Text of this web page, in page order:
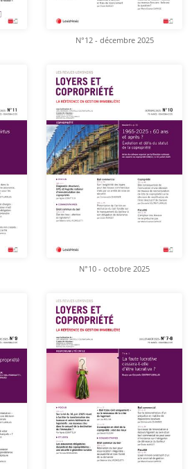
N°12 - décembre 2025
N°10 - octobre 2025